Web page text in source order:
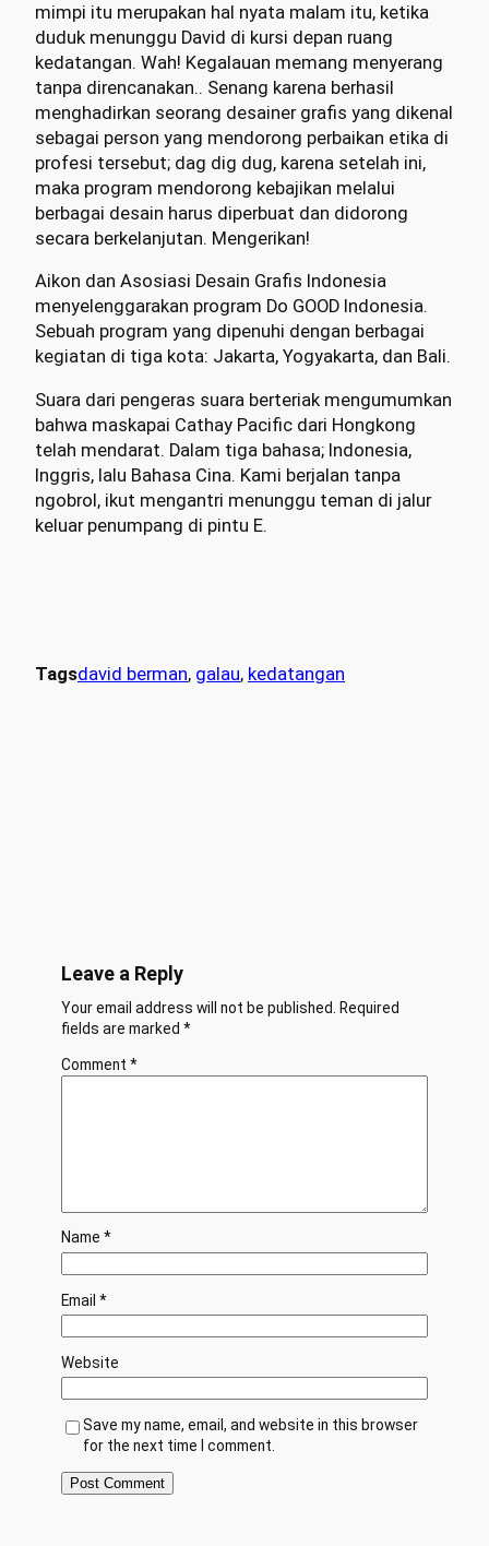
mimpi itu merupakan hal nyata malam itu, ketika
duduk menunggu David di kursi depan ruang
kedatangan. Wah! Kegalauan memang menyerang
tanpa direncanakan.. Senang karena berhasil
menghadirkan seorang desainer grafis yang dikenal
sebagai person yang mendorong perbaikan etika di
profesi tersebut; dag dig dug, karena setelah ini,
maka program mendorong kebajikan melalui
berbagai desain harus diperbuat dan didorong
secara berkelanjutan. Mengerikan!
Aikon dan Asosiasi Desain Grafis Indonesia
menyelenggarakan program Do GOOD Indonesia.
Sebuah program yang dipenuhi dengan berbagai
kegiatan di tiga kota: Jakarta, Yogyakarta, dan Bali.
Suara dari pengeras suara berteriak mengumumkan
bahwa maskapai Cathay Pacific dari Hongkong
telah mendarat. Dalam tiga bahasa; Indonesia,
Inggris, lalu Bahasa Cina. Kami berjalan tanpa
ngobrol, ikut mengantri menunggu teman di jalur
keluar penumpang di pintu E.
Tagsdavid berman, galau, kedatangan
Leave a Reply
Your email address will not be published.
Required
fields are marked *
Comment *
Name *
Email *
Website
Save my name, email, and website in this browser
for the next time I comment.